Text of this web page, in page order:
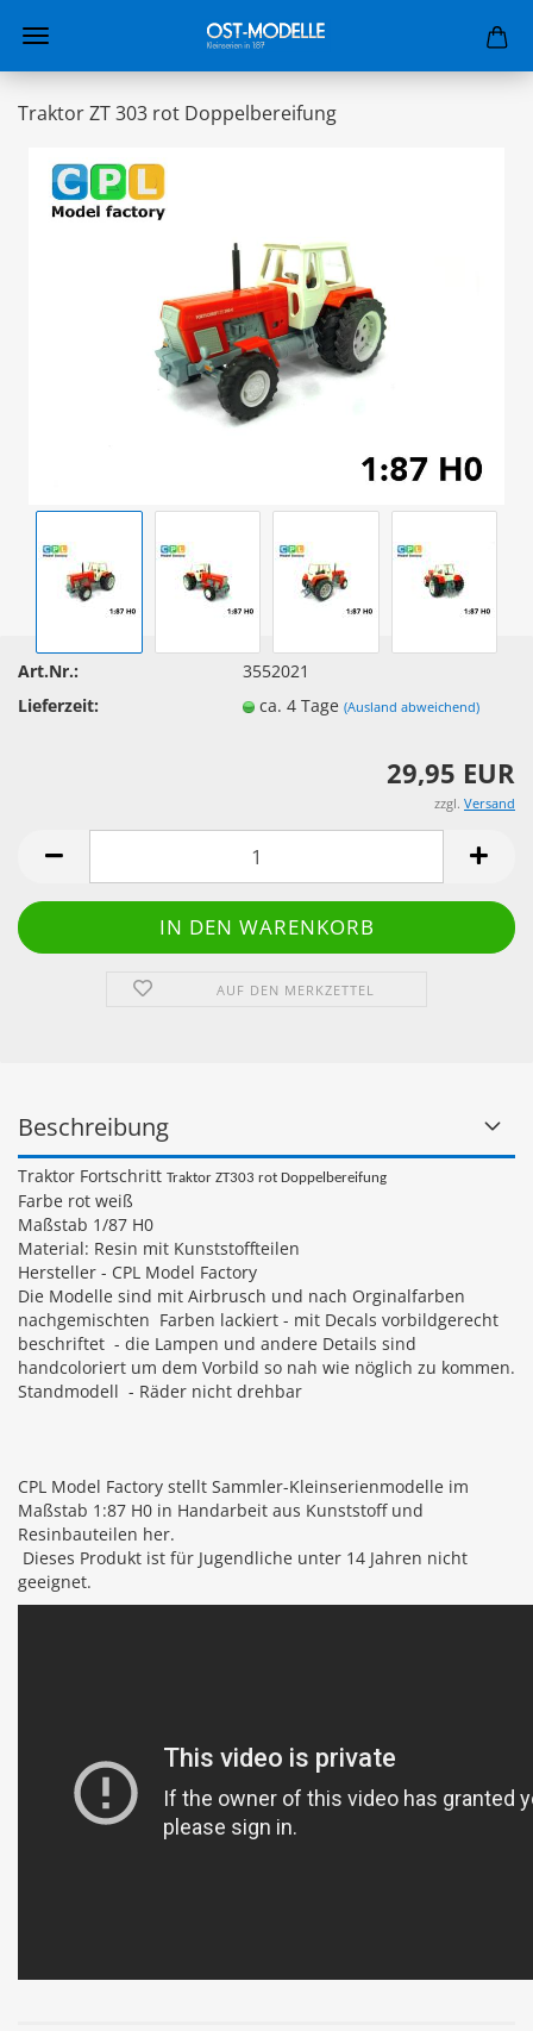
Traktor ZT 303 rot Doppelbereifung
Art.Nr.:
3552021
Lieferzeit:
ca. 4 Tage(Ausland abweichend)
29,95 EUR
zzgl. Versand
AUF DEN MERKZETTEL
Beschreibung
Traktor Fortschritt Traktor ZT303 rot Doppelbereifung
Farbe rot weiß
Maßstab 1/87 H0
Material: Resin mit Kunststoffteilen
Hersteller - CPL Model Factory
Die Modelle sind mit Airbrusch und nach Orginalfarben
nachgemischten Farben lackiert - mit Decals vorbildgerecht
beschriftet - die Lampen und andere Details sind
handcoloriert um dem Vorbild so nah wie nöglich zu kommen.
Standmodell - Räder nicht drehbar
CPL Model Factory stellt Sammler-Kleinserienmodelle im
Maßstab 1 :87 H0 in Handarbeit aus Kunststoffund
Resinbauteilen her.
Dieses Produkt ist für Jugendliche unter 14 Jahren nicht
geeignet.